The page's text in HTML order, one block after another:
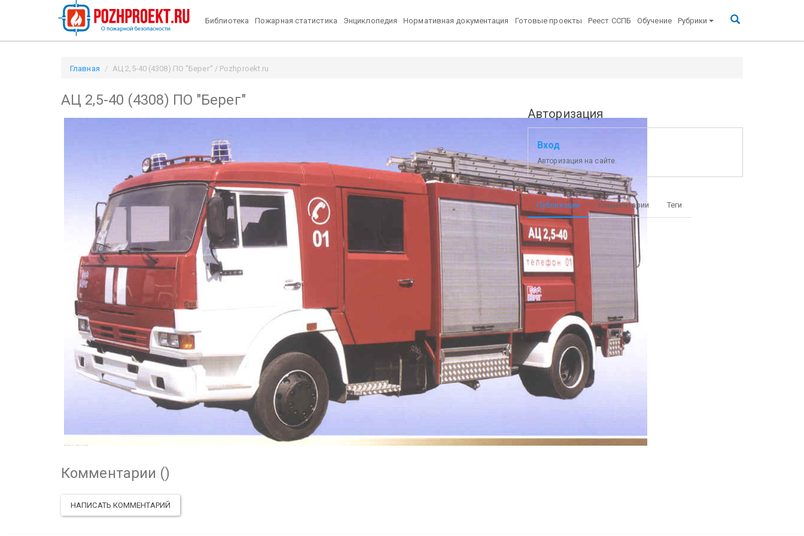
Библиотека Пожарная статистика Энциклопедия Нормативная документация Готовые проекты Реест ССПБ Обучение Рубрики
Главная АЦ 2,5-40 (4308) ПО "Берег" / Pozhproekt.ru
АЦ 2,5-40 (4308) ПО "Берег"
Комментарии ()
НАПИСАТЬ КОММЕНТАРИЙ
Авторизация
Вход
Авторизация на сайте.
Публикации Комментарии Теги